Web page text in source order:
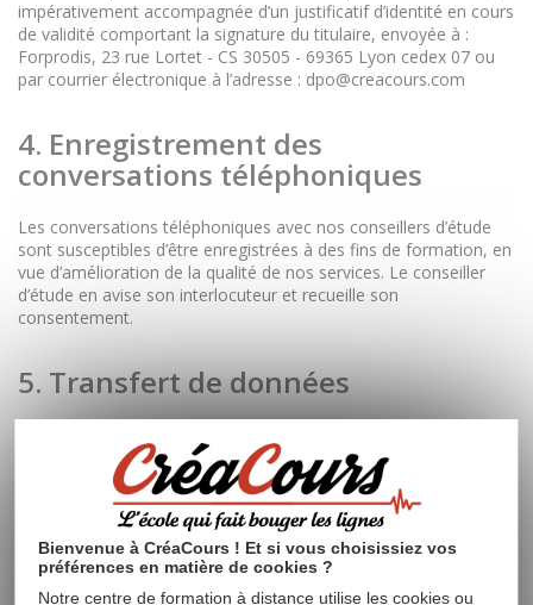
impérativement accompagnée d’un justificatif d’identité en cours
de validité comportant la signature du titulaire, envoyée à :
Forprodis, 23 rue Lortet - CS 30505 - 69365 Lyon cedex 07 ou
par courrier électronique à l’adresse : dpo@creacours.com
4. Enregistrement des
conversations téléphoniques
Les conversations téléphoniques avec nos conseillers d’étude
sont susceptibles d’être enregistrées à des fins de formation, en
vue d’amélioration de la qualité de nos services. Le conseiller
d’étude en avise son interlocuteur et recueille son
consentement.
5. Transfert de données
l’Union européenne.
6. Sécurité de vos données
Vos données sont traitées de façon à garantir leur sécurité.
Bienvenue à CréaCours ! Et si vous choisissiez vos
préférences en matière de cookies ?
Notre centre de formation à distance utilise les cookies ou